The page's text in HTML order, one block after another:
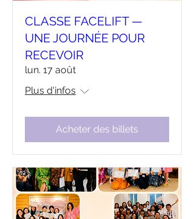
CLASSE FACELIFT —
UNE JOURNÉE POUR
RECEVOIR
lun. 17 août
Plus d'infos
Acheter des billets